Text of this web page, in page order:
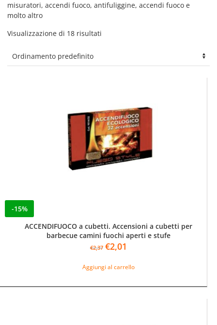
misuratori, accendi fuoco, antifuliggine, accendi fuoco e
molto altro
Visualizzazione di 18 risultati
-15%
ACCENDIFUOCO a cubetti. Accensioni a cubetti per
barbecue camini fuochi aperti e stufe
€2,37 Il
originale
€2,37.
€2,01
attuale
€2,01.
Aggiungi al carrello